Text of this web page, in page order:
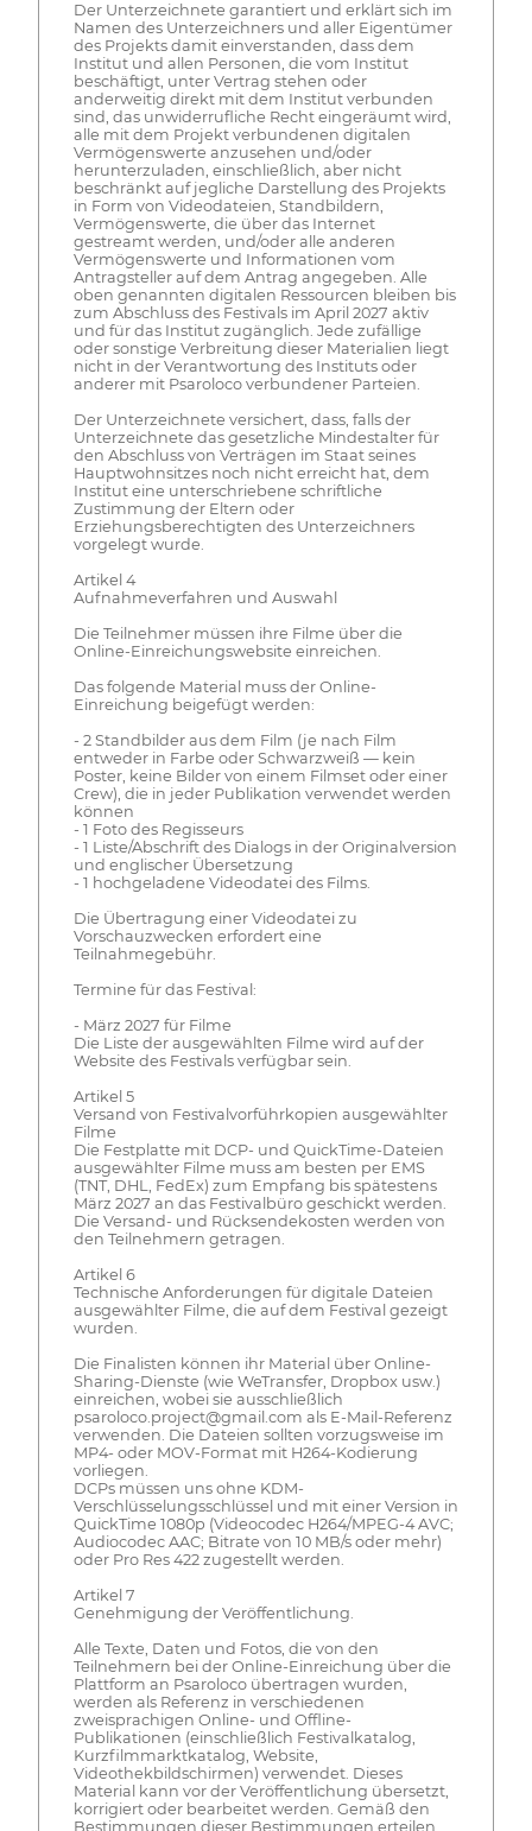
Der Unterzeichnete garantiert und erklärt sich im
Namen des Unterzeichners und aller Eigentümer
des Projekts damit einverstanden, dass dem
Institut und allen Personen, die vom Institut
beschäftigt, unter Vertrag stehen oder
anderweitig direkt mit dem Institut verbunden
sind, das unwiderrufliche Recht eingeräumt wird,
alle mit dem Projekt verbundenen digitalen
Vermögenswerte anzusehen und/oder
herunterzuladen, einschließlich, aber nicht
beschränkt auf jegliche Darstellung des Projekts
in Form von Videodateien, Standbildern,
Vermögenswerte, die über das Internet
gestreamt werden, und/oder alle anderen
Vermögenswerte und Informationen vom
Antragsteller auf dem Antrag angegeben. Alle
oben genannten digitalen Ressourcen bleiben bis
zum Abschluss des Festivals im April 2027 aktiv
und für das Institut zugänglich. Jede zufällige
oder sonstige Verbreitung dieser Materialien liegt
nicht in der Verantwortung des Instituts oder
anderer mit Psaroloco verbundener Parteien.
Der Unterzeichnete versichert, dass, falls der
Unterzeichnete das gesetzliche Mindestalter für
den Abschluss von Verträgen im Staat seines
Hauptwohnsitzes noch nicht erreicht hat, dem
Institut eine unterschriebene schriftliche
Zustimmung der Eltern oder
Erziehungsberechtigten des Unterzeichners
vorgelegt wurde.
Artikel 4
Aufnahmeverfahren und Auswahl
Die Teilnehmer müssen ihre Filme über die
Online-Einreichungswebsite einreichen.
Das folgende Material muss der Online-
Einreichung beigefügt werden:
- 2 Standbilder aus dem Film (je nach Film
entweder in Farbe oder Schwarzweiß — kein
Poster, keine Bilder von einem Filmset oder einer
Crew), die in jeder Publikation verwendet werden
können
- 1 Foto des Regisseurs
- 1 Liste/Abschrift des Dialogs in der Originalversion
und englischer Übersetzung
- 1 hochgeladene Videodatei des Films.
Die Übertragung einer Videodatei zu
Vorschauzwecken erfordert eine
Teilnahmegebühr.
Termine für das Festival:
- März 2027 für Filme
Die Liste der ausgewählten Filme wird auf der
Website des Festivals verfügbar sein.
Artikel 5
Versand von Festivalvorführkopien ausgewählter
Filme
Die Festplatte mit DCP- und QuickTime-Dateien
ausgewählter Filme muss am besten per EMS
(TNT, DHL, FedEx) zum Empfang bis spätestens
März 2027 an das Festivalbüro geschickt werden.
Die Versand- und Rücksendekosten werden von
den Teilnehmern getragen.
Artikel 6
Technische Anforderungen für digitale Dateien
ausgewählter Filme, die auf dem Festival gezeigt
wurden.
Die Finalisten können ihr Material über Online-
Sharing-Dienste (wie WeTransfer, Dropbox usw.)
einreichen, wobei sie ausschließlich
psaroloco.project@gmail.com als E-Mail-Referenz
verwenden. Die Dateien sollten vorzugsweise im
MP4- oder MOV-Format mit H264-Kodierung
vorliegen.
DCPs müssen uns ohne KDM-
Verschlüsselungsschlüssel und mit einer Version in
QuickTime 1080p (Videocodec H264/MPEG-4 AVC;
Audiocodec AAC; Bitrate von 10 MB/s oder mehr)
oder Pro Res 422 zugestellt werden.
Artikel 7
Genehmigung der Veröffentlichung.
Alle Texte, Daten und Fotos, die von den
Teilnehmern bei der Online-Einreichung über die
Plattform an Psaroloco übertragen wurden,
werden als Referenz in verschiedenen
zweisprachigen Online- und Offline-
Publikationen (einschließlich Festivalkatalog,
Kurzfilmmarktkatalog, Website,
Videothekbildschirmen) verwendet. Dieses
Material kann vor der Veröffentlichung übersetzt,
korrigiert oder bearbeitet werden. Gemäß den
Bestimmungen dieser Bestimmungen erteilen